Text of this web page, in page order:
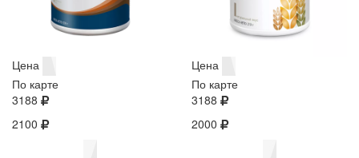
Цена
По карте
3188
2100
Цена
По карте
3188
2000